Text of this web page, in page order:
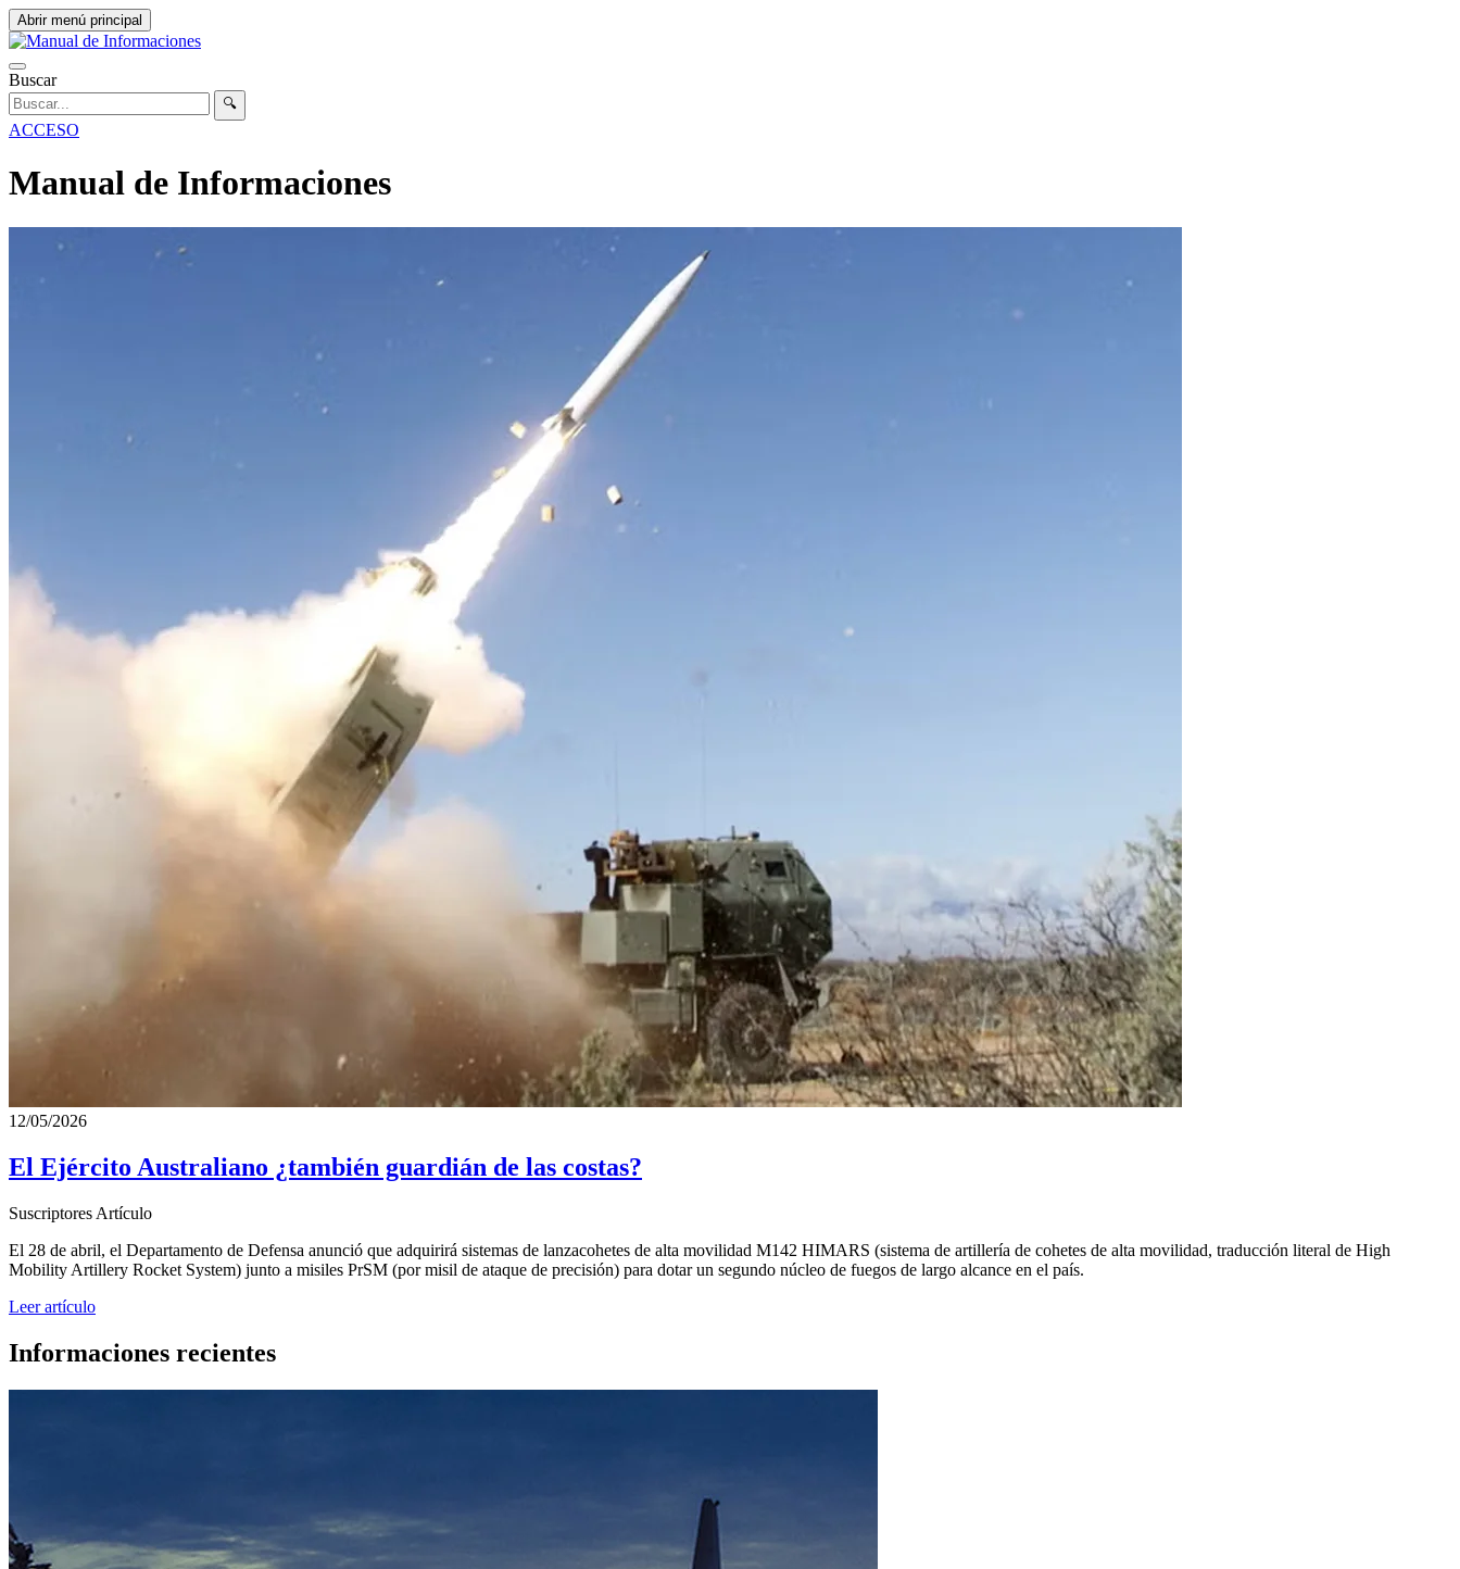
Abrir menú principal
Buscar
🔍
ACCESO
Manual de Informaciones
12/05/2026
El Ejército Australiano ¿también guardián de las costas?
Suscriptores Artículo
El 28 de abril, el Departamento de Defensa anunció que adquirirá sistemas de lanzacohetes de alta movilidad M142 HIMARS (sistema de artillería de cohetes de alta movilidad, traducción literal de High
Mobility Artillery Rocket System) junto a misiles PrSM (por misil de ataque de precisión) para dotar un segundo núcleo de fuegos de largo alcance en el país.
Leer artículo
Informaciones recientes